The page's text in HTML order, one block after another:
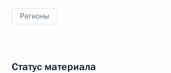
Регионы
Статус материала